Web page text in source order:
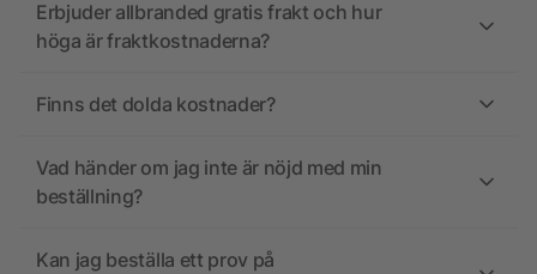
Erbjuder allbranded gratis frakt och hur
höga är fraktkostnaderna?
Finns det dolda kostnader?
Vad händer om jag inte är nöjd med min
beställning?
Kan jag beställa ett prov på